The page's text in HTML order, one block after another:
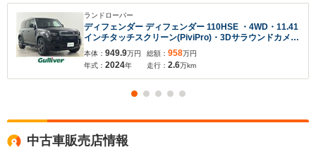
ランドローバー
ディフェンダー ディフェンダー 110HSE ・4WD・11.41
インチタッチスクリーン(PiviPro)・3Dサラウンドカメラ
&クリアサイトグラウンドビュー・寒冷地仕様・スライ
ディングパノラミックルーフ・エアサスペンション・マ
トリックス製LED
本体： 949.9万円
年式： 2024年
総額： 958万円
走行： 2.6万km
中古車販売店情報
入力途中の情報を保存しますか？